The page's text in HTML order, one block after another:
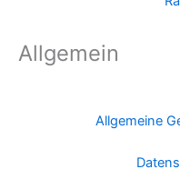
Allgemein
Allgemeine